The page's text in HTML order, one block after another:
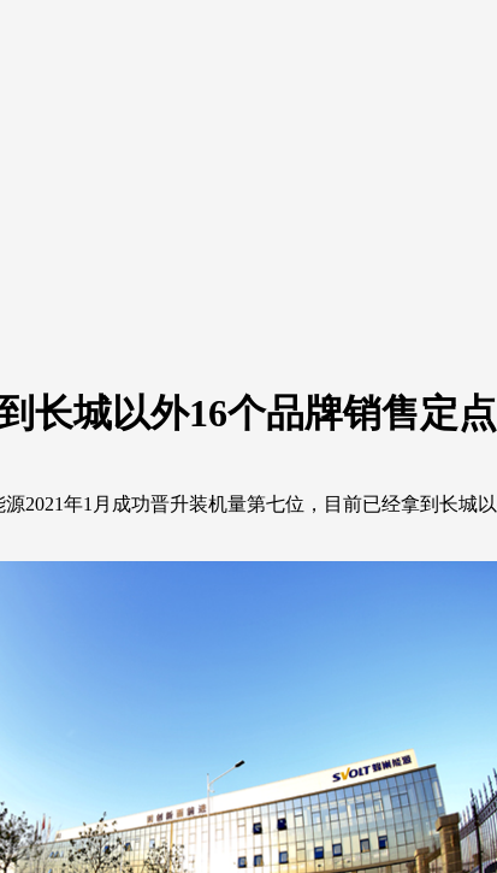
长城以外16个品牌销售定点
2021年1月成功晋升装机量第七位，目前已经拿到长城